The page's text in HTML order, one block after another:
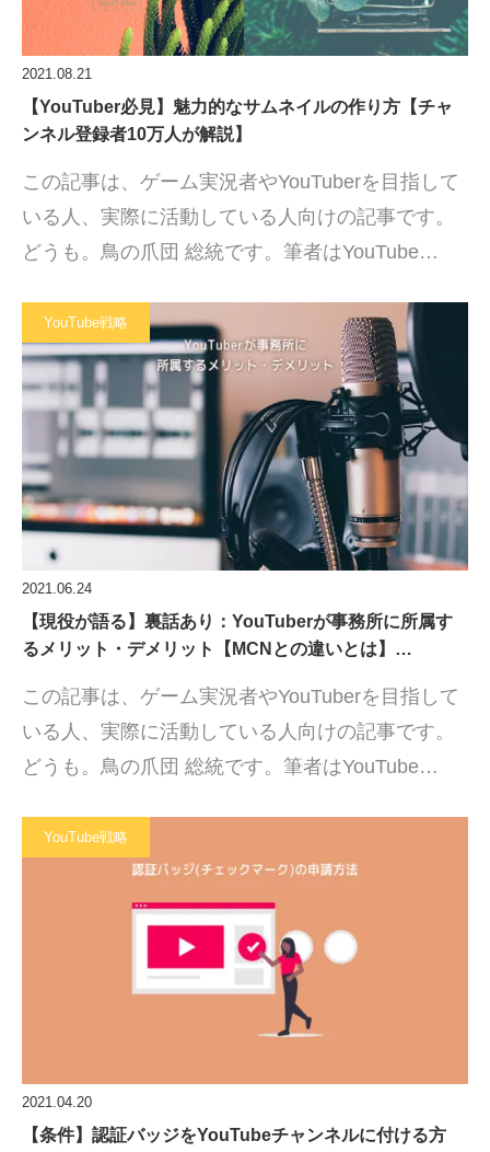
2021.08.21
【YouTuber必見】魅力的なサムネイルの作り方【チャ
ンネル登録者10万人が解説】
この記事は、ゲーム実況者やYouTuberを目指して
いる人、実際に活動している人向けの記事です。
どうも。鳥の爪団 総統です。筆者はYouTube…
YouTube戦略
2021.06.24
【現役が語る】裏話あり：YouTuberが事務所に所属す
るメリット・デメリット【MCNとの違いとは】…
この記事は、ゲーム実況者やYouTuberを目指して
いる人、実際に活動している人向けの記事です。
どうも。鳥の爪団 総統です。筆者はYouTube…
YouTube戦略
2021.04.20
【条件】認証バッジをYouTubeチャンネルに付ける方